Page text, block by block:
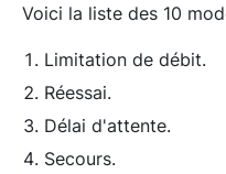
Voici la liste des 10
Limitation de débit.
Réessai.
Délai d'attente.
Secours.